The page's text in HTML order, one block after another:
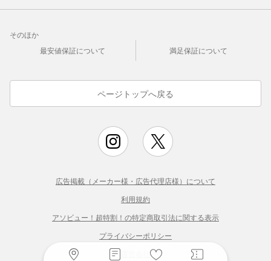
そのほか
最安値保証について
満足保証について
ページトップへ戻る
広告掲載（メーカー様・広告代理店様）について
利用規約
アソビュー！超特割！の特定商取引法に関する表示
プライバシーポリシー